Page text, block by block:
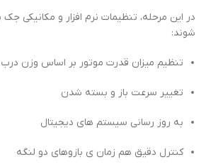
در این مرحله، تنظیمات نرم افزار و مکانیکی
شوند:
تنظیم میزان قدرت موتور بر اساس وزن درب
تغییر سرعت باز و بسته شدن
به روز رسانی سیستم های دیجیتال
کنترل دقیق هم زمان ی بازوهای دو لنگه